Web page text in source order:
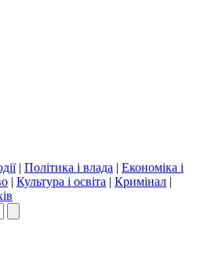
| Політика і влада | Економіка і
| Культура і освіта | Кримінал |